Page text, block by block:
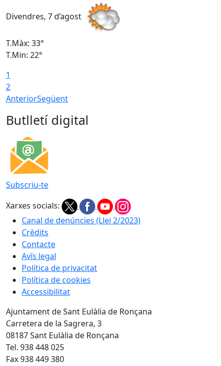
Divendres, 7 d’agost
T.Màx: 33°
T.Min: 22°
1
2
AnteriorSegüent
Butlletí digital
Subscriu-te
Xarxes socials:
Canal de denúncies (Llei 2/2023)
Crèdits
Contacte
Avís legal
Política de privacitat
Política de cookies
Accessibilitat
Ajuntament de Sant Eulàlia de Ronçana
Carretera de la Sagrera, 3
08187 Sant Eulàlia de Ronçana
Tel. 938 448 025
Fax 938 449 380